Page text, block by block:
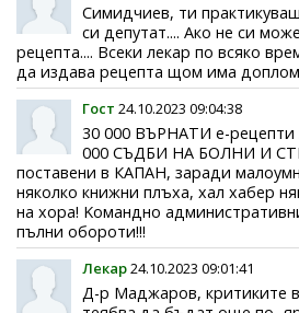
Симидчиев, ти
си депутат.... Ако не си
рецепта.... Всеки лекар по всяко
да издава рецепта щом има
Гост 24.10.2023 09:04:38
30 000 ВЪРНАТИ е-рецепти
000 СЪДБИ НА БОЛНИ И
поставени в КАПАН, заради
няколко книжни плъха, хал хабер
на хора! Kомандно
пълни обороти!!!
Лекар24.10.2023 09:01:41
Д-р Маджаров, критиките